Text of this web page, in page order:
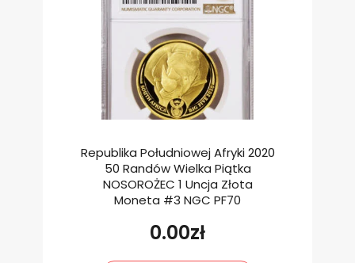
Republika Południowej Afryki 2020
50 Randów Wielka Piątka
NOSOROŻEC 1 Uncja Złota
Moneta #3 NGC PF70
0.00zł